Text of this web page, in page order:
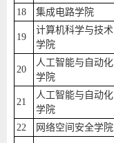
18
集成电路学院
19
计算机科学与技术
学院
20
人工智能与自动化
学院
21
人工智能与自动化
学院
22 网络空间安全学院